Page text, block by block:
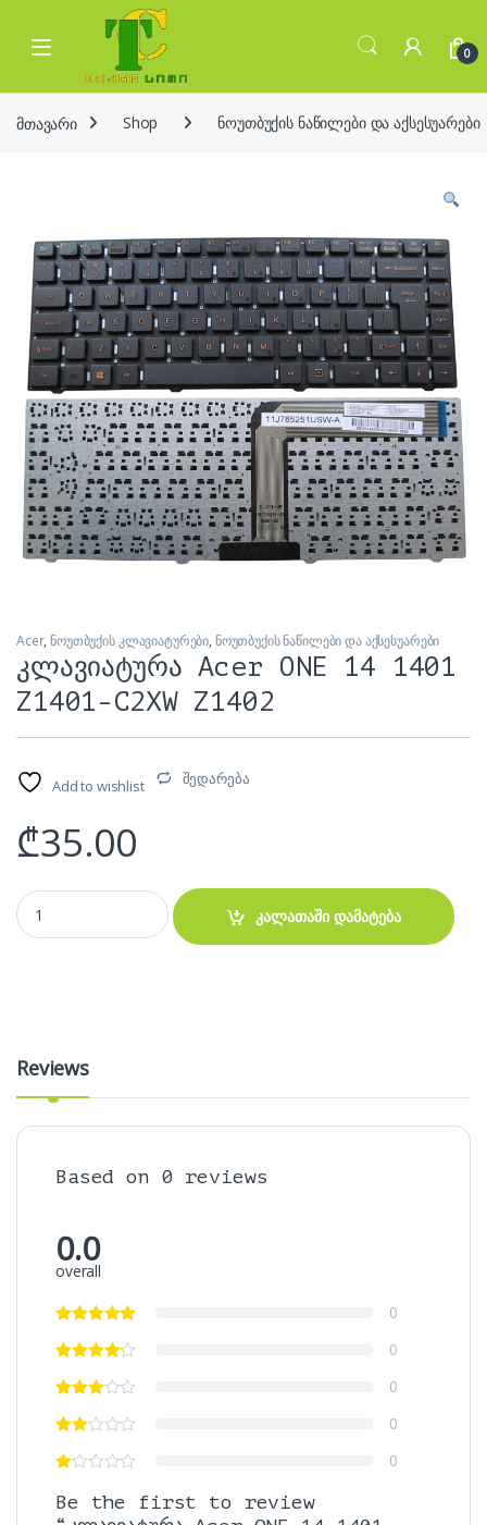
Skip to navigation
Skip to content
Open 0
მთავარი Shop ნოუთბუქის ნაწილები და აქსესუარები
Acer,ნოუთბუქის კლავიატურები, ნოუთბუქის ნაწილები და აქსესუარები
კლავიატურა Acer ONE 14 1401
Z1401-C2XW Z1402
Add to wishlist შედარება
₾35.00
კლავიატურა Acer ONE 14 1401 Z1401-C2XW Z1402 quantity
კალათაში დამატება
Reviews
Based on 0 reviews
0.0
overall
0
0
0
0
0
Be the first to review